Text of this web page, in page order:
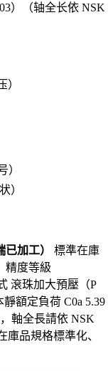
）（轴全长依 NSK
）
）
）
加工）
標準在庫
精度等級
滾珠加大預壓（P
額定負荷 C0a 5.39
軸全長請依 NSK
庫品規格標準化、